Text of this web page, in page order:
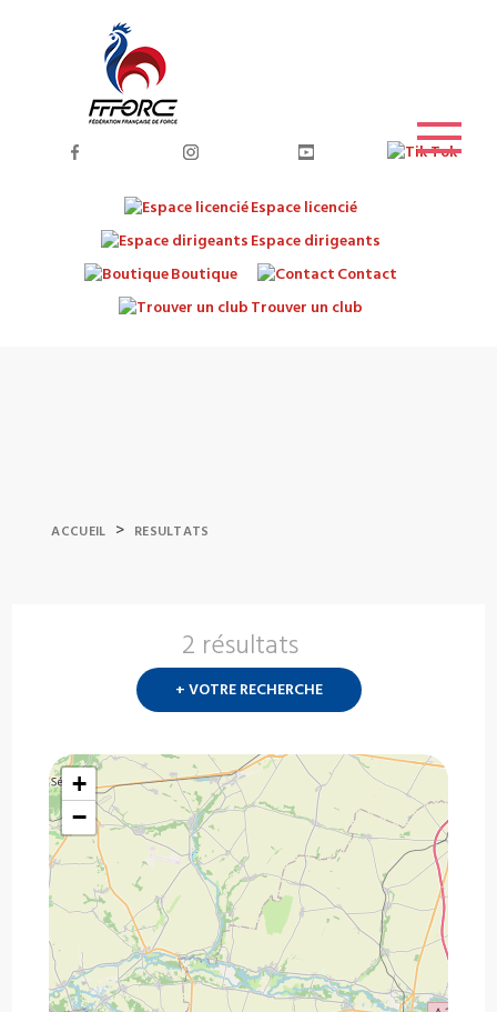
Espace licencié
Espace dirigeants
Boutique
Contact
Trouver un club
ACCUEIL > RESULTATS
2 résultats
+ VOTRE RECHERCHE
+
−